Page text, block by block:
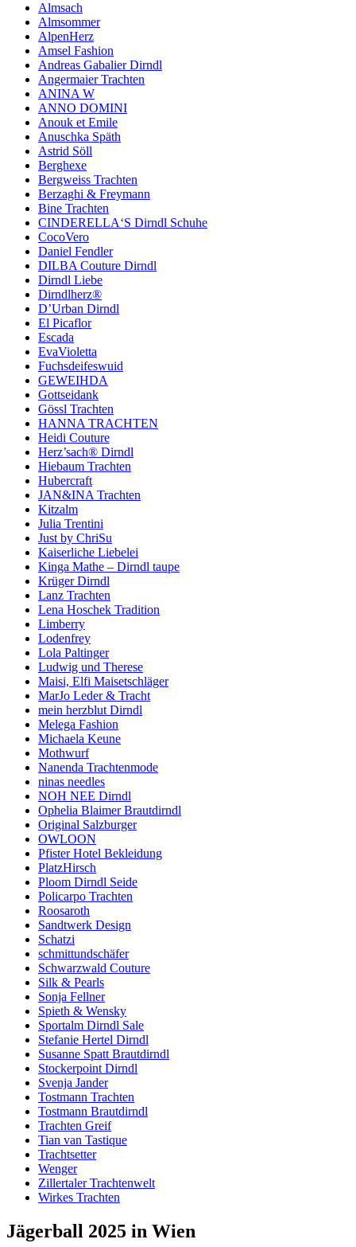
Almsach
Almsommer
AlpenHerz
Amsel Fashion
Andreas Gabalier Dirndl
Angermaier Trachten
ANINA W
ANNO DOMINI
Anouk et Emile
Anuschka Späth
Astrid Söll
Berghexe
Bergweiss Trachten
Berzaghi & Freymann
Bine Trachten
CINDERELLA‘S Dirndl Schuhe
CocoVero
Daniel Fendler
DILBA Couture Dirndl
Dirndl Liebe
Dirndlherz®
D’Urban Dirndl
El Picaflor
Escada
EvaVioletta
Fuchsdeifeswuid
GEWEIHDA
Gottseidank
Gössl Trachten
HANNA TRACHTEN
Heidi Couture
Herz’sach® Dirndl
Hiebaum Trachten
Hubercraft
JAN&INA Trachten
Kitzalm
Julia Trentini
Just by ChriSu
Kaiserliche Liebelei
Kinga Mathe – Dirndl taupe
Krüger Dirndl
Lanz Trachten
Lena Hoschek Tradition
Limberry
Lodenfrey
Lola Paltinger
Ludwig und Therese
Maisi, Elfi Maisetschläger
MarJo Leder & Tracht
mein herzblut Dirndl
Melega Fashion
Michaela Keune
Mothwurf
Nanenda Trachtenmode
ninas needles
NOH NEE Dirndl
Ophelia Blaimer Brautdirndl
Original Salzburger
OWLOON
Pfister Hotel Bekleidung
PlatzHirsch
Ploom Dirndl Seide
Policarpo Trachten
Roosaroth
Sandtwerk Design
Schatzi
schmittundschäfer
Schwarzwald Couture
Silk & Pearls
Sonja Fellner
Spieth & Wensky
Sportalm Dirndl Sale
Stefanie Hertel Dirndl
Susanne Spatt Brautdirndl
Stockerpoint Dirndl
Svenja Jander
Tostmann Trachten
Tostmann Brautdirndl
Trachten Greif
Tian van Tastique
Trachtsetter
Wenger
Zillertaler Trachtenwelt
Wirkes Trachten
Jägerball 2025 in Wien